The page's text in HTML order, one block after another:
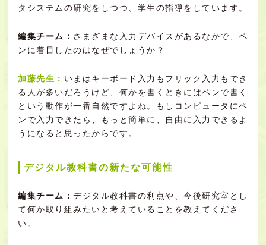
タシステムの研究をしつつ、学生の指導をしています。
編集チーム： さまざまな入力デバイスがあるなかで、ペ
ンに着目したのはなぜでしょうか？
加藤先生： いまはキーボード入力もフリック入力もでき
る人が多いだろうけど、何かを書くときにはペンで書く
という動作が一番自然ですよね。もしコンピュータにペ
ンで入力できたら、もっと簡単に、自由に入力できるよ
うになると思ったからです。
デジタル教科書の新たな可能性
編集チーム： デジタル教科書の利点や、今後研究室とし
て何か取り組みたいと考えていることを教えてくださ
い。